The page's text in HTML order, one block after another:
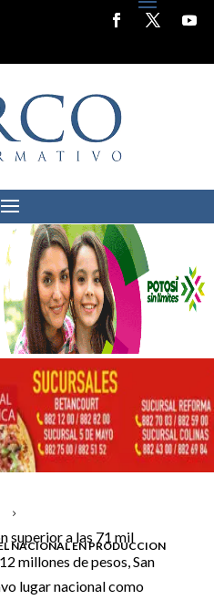
5
NACIONAL EN PRODUCCION
LUGAR A
EN
DE
superior a las 71 mil
millones de pesos, San
lugar nacional como